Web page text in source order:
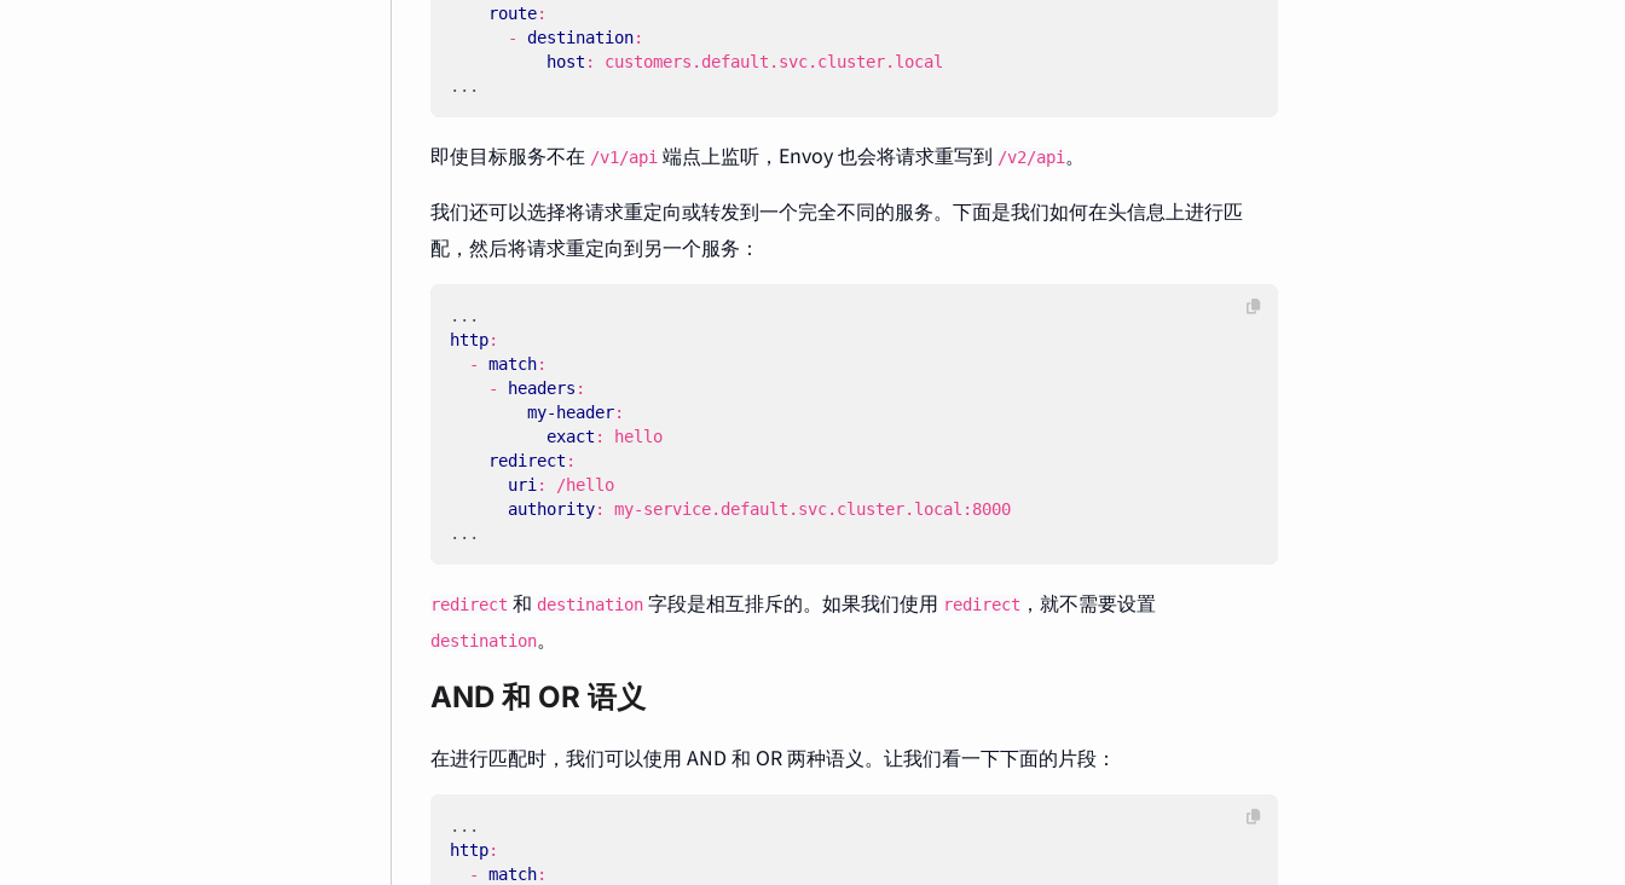
route:
- destination:
host :
customers.default.svc.cluster.local
...
即使目标服务不在 /v1/api 端点上监听，Envoy 也会将请求重写到 /v2/api 。
我们还可以选择将请求重定向或转发到一个完全不同的服务。下面是我们如何在头信息上进行匹
配，然后将请求重定向到另一个服务：
...
http:
- match:
-
headers :
my-header:
exact :
hello
redirect :
uri :
/hello
authority:
my-service.default.svc.cluster.local:8000
...
redirect 和 destination 字段是相互排斥的。如果我们使用 redirect ，就不需要设置
destination。
AND 和 OR 语义
在进行匹配时，我们可以使用 AND 和 OR 两种语义。让我们看一下下面的片段：
...
http:
- match: